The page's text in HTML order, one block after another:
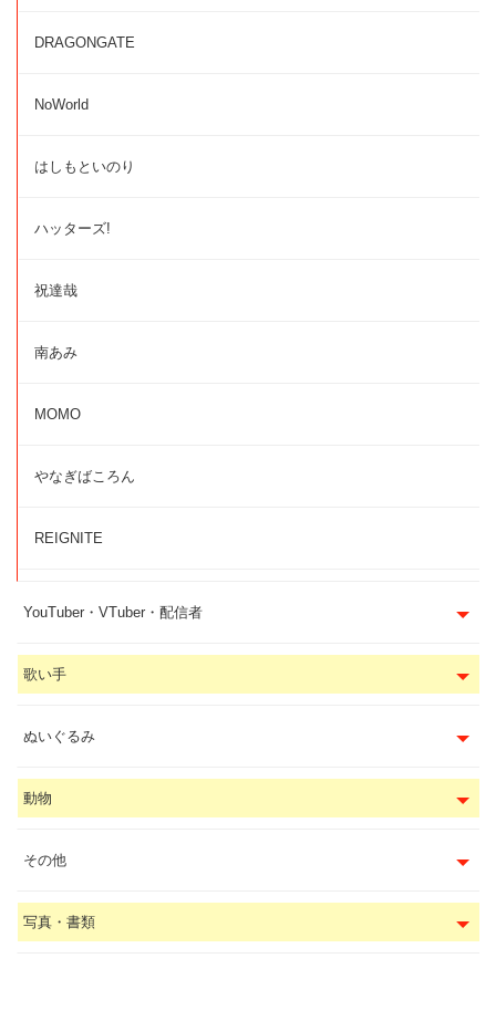
DRAGONGATE
NoWorld
はしもといのり
ハッターズ!
祝達哉
南あみ
MOMO
やなぎばころん
REIGNITE
YouTuber・VTuber・配信者
歌い手
ぬいぐるみ
動物
その他
写真・書類